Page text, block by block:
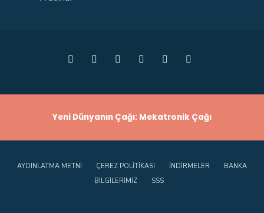
Yeni Dünyanın Çağı: Mekatronik Çağı
AYDINLATMA METNI ÇEREZ POLITIKASI İNDIRMELER
BANKA
BILGILERIMIZ
SSS